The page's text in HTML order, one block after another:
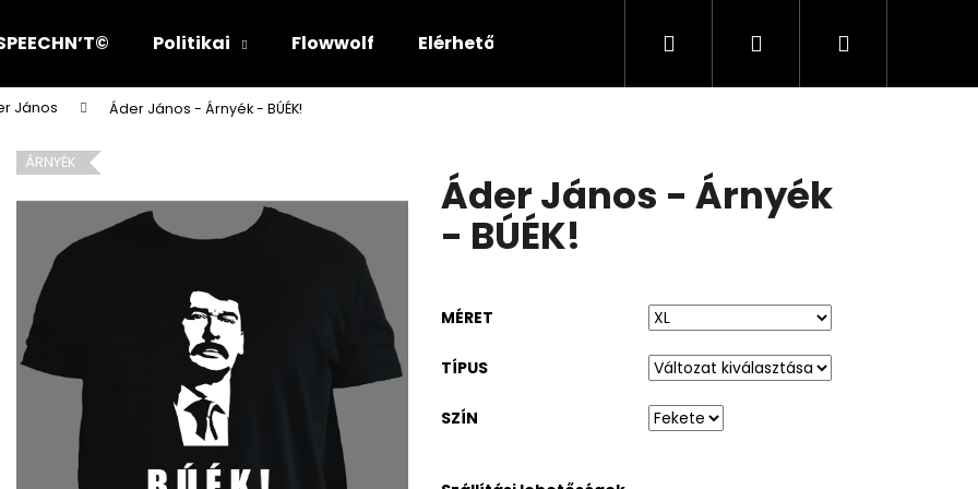
Politikai Flowwolf Elérhetőségek KeresésBejelentkezés
Kosár
János Áder János - Árnyék - BÚÉK!
Áder János - Árnyék
- BÚÉK!
MÉRET
TÍPUS
SZÍN
ÁRNYÉK
Mit keres?
KERESÉS